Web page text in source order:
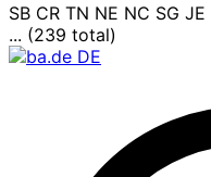
SB CR TN NE NC SG JE
... (239 total)